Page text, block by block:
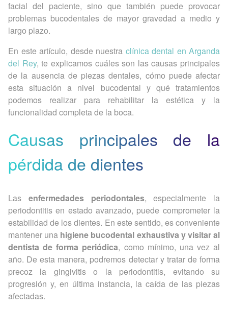
facial del paciente, sino que también puede provocar
problemas bucodentales de mayor gravedad a medio y
largo plazo.
En este artículo, desde nuestra clínica dental en Arganda
del Rey, te explicamos cuáles son las causas principales
de la ausencia de piezas dentales, cómo puede afectar
esta situación a nivel bucodental y qué tratamientos
podemos realizar para rehabilitar la estética y la
funcionalidad completa de la boca.
Causas principales de la
pérdida de dientes
Las enfermedades periodontales, especialmente la
periodontitis en estado avanzado, puede comprometer la
estabilidad de los dientes. En este sentido, es conveniente
mantener una higiene bucodental exhaustiva y visitar al
dentista de forma periódica, como mínimo, una vez al
año. De esta manera, podremos detectar y tratar de forma
precoz la gingivitis o la periodontitis, evitando su
progresión y, en última instancia, la caída de las piezas
afectadas.